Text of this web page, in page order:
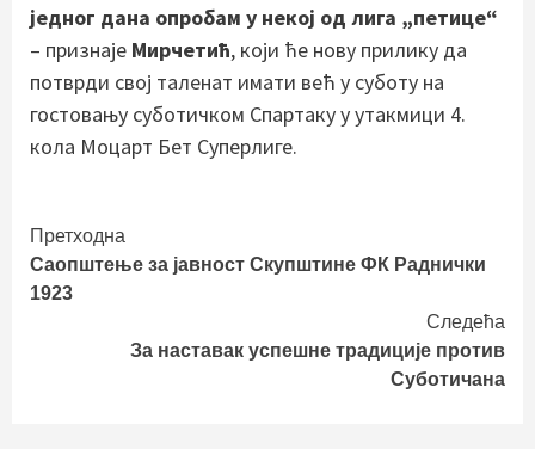
једног дана опробам у некој од лига „петице“
– признаје Мирчетић, који ће нову прилику да
потврди свој таленат имати већ у суботу на
гостовању суботичком Спартаку у утакмици 4.
кола Моцарт Бет Суперлиге.
Continue
Reading
Претходна
Саопштење за јавност Скупштине ФК Раднички
1923
Следећа
За наставак успешне традиције против
Суботичана